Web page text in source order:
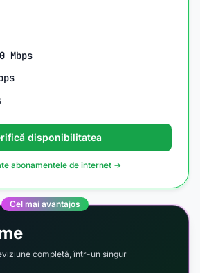
Mbps
disponibilitatea
abonamentele de internet →
Cel mai avantajos
completă, într-un singur